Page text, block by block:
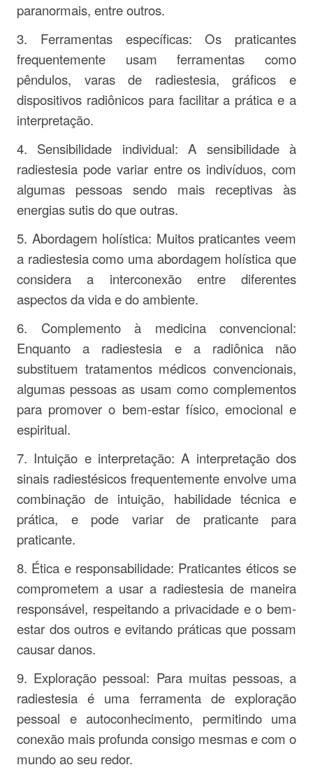
paranormais, entre outros.
3. Ferramentas específicas: Os praticantes
frequentemente usam ferramentas como
pêndulos, varas de radiestesia, gráficos e
dispositivos radiônicos para facilitar a prática e a
interpretação.
4. Sensibilidade individual: A sensibilidade à
radiestesia pode variar entre os indivíduos, com
algumas pessoas sendo mais receptivas às
energias sutis do que outras.
5. Abordagem holística: Muitos praticantes veem
a radiestesia como uma abordagem holística que
considera a interconexão entre diferentes
aspectos da vida e do ambiente.
6. Complemento à medicina convencional:
Enquanto a radiestesia e a radiônica não
substituem tratamentos médicos convencionais,
algumas pessoas as usam como complementos
para promover o bem-estar físico, emocional e
espiritual.
7. Intuição e interpretação: A interpretação dos
sinais radiestésicos frequentemente envolve uma
combinação de intuição, habilidade técnica e
prática, e pode variar de praticante para
praticante.
8. Ética e responsabilidade: Praticantes éticos se
comprometem a usar a radiestesia de maneira
responsável, respeitando a privacidade e o bem-
estar dos outros e evitando práticas que possam
causar danos.
9. Exploração pessoal: Para muitas pessoas, a
radiestesia é uma ferramenta de exploração
pessoal e autoconhecimento, permitindo uma
conexão mais profunda consigo mesmas e com o
mundo ao seu redor.